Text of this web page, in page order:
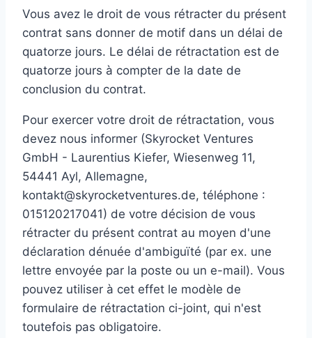
Vous avez le droit de vous rétracter du présent
contrat sans donner de motif dans un délai de
quatorze jours. Le délai de rétractation est de
quatorze jours à compter de la date de
conclusion du contrat.
Pour exercer votre droit de rétractation, vous
devez nous informer (Skyrocket Ventures
GmbH - Laurentius Kiefer, Wiesenweg 11,
54441 Ayl, Allemagne,
kontakt@skyrocketventures.de, téléphone :
015120217041) de votre décision de vous
rétracter du présent contrat au moyen d'une
déclaration dénuée d'ambiguïté (par ex. une
lettre envoyée par la poste ou un e-mail). Vous
pouvez utiliser à cet effet le modèle de
formulaire de rétractation ci-joint, qui n'est
toutefois pas obligatoire.